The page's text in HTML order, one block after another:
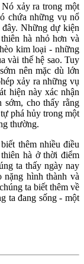
xảy ra trong một
chứa những vụ nổ
đây. Những dự kiện
hà nhỏ hơn và
kim loại - những
vài thế hệ sao. Tuy
nên mặc dù lớn
xảy ra những vụ
hiện này xác nhận
sớm, cho thấy rằng
phá hủy trong một
thường.
thêm nhiều điều
hà ở thời điểm
ta thấy ngày nay
nặng hình thành và
ta biết thêm về
ta đang sống - một